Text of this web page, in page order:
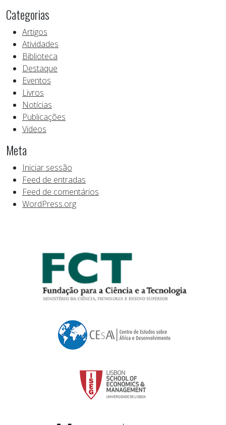
Categorias
Artigos
Atividades
Biblioteca
Destaque
Eventos
Livros
Notícias
Publicações
Videos
Meta
Iniciar sessão
Feed de entradas
Feed de comentários
WordPress.org